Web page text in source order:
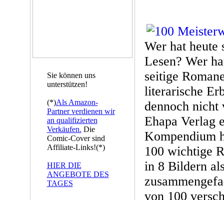
Sie können uns
unterstützen!
(*)Als Amazon-
Partner verdienen wir
an qualifizierten
Verkäufen. Die
Comic-Cover sind
Affiliate-Links!(*)
HIER DIE
ANGEBOTE DES
TAGES
Wer hat heute
Lesen? Wer
seitige
literarische
dennoch nicht
Ehapa Verlag
Kompendium
100 wichtige
in 8 Bildern
von 100